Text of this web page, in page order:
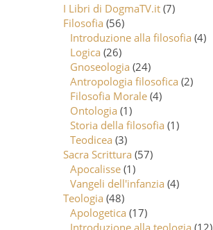
I Libri di DogmaTV.it (7)
Filosofia (56)
Introduzione alla filosofia (4)
Logica (26)
Gnoseologia (24)
Antropologia filosofica (2)
Filosofia Morale (4)
Ontologia (1)
Storia della filosofia (1)
Teodicea (3)
Sacra Scrittura (57)
Apocalisse (1)
Vangeli dell'infanzia (4)
Teologia (48)
Apologetica (17)
Introduzione alla teologia (12)